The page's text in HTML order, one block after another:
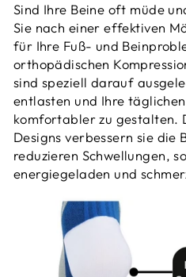
Sind Ihre Beine oft müde
Sie nach einer effektiven
für Ihre Fuß- und
orthopädischen
sind speziell darauf
entlasten und Ihre
komfortabler zu gestalten.
Designs verbessern sie die
reduzieren Schwellungen,
energiegeladen und